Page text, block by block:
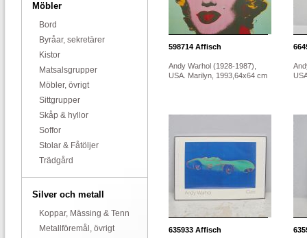
Möbler
Bord
Byråar, sekretärer
Kistor
Matsalsgrupper
Möbler, övrigt
Sittgrupper
Skåp & hyllor
Soffor
Stolar & Fåtöljer
Trädgård
Silver och metall
Koppar, Mässing & Tenn
Metallföremål, övrigt
598714 Affisch
Andy Warhol (1928-1987),
USA. Marilyn, 1993,64x64 cm
635933 Affisch